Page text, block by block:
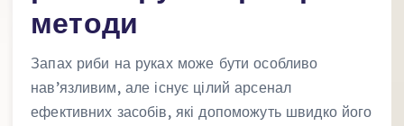
методи
Запах риби на руках може бути особливо
нав’язливим, але існує цілий арсенал
ефективних засобів, які допоможуть швидко його